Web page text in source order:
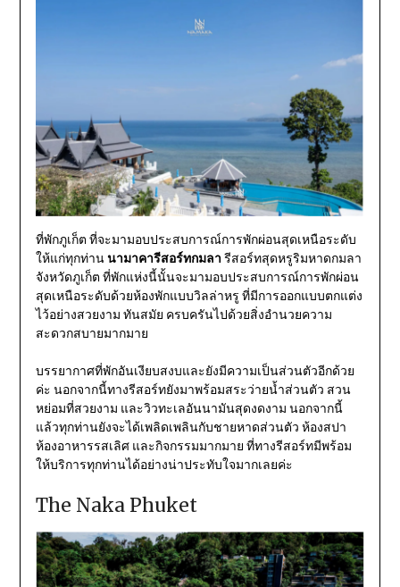
ที่พักภูเก็ต ที่จะมามอบประสบการณ์การพักผ่อนสุดเหนือระดับ
ให้แก่ทุกท่านนามาคารีสอร์ทกมลา รีสอร์ทสุดหรูริมหาดกมลา
จังหวัดภูเก็ต ที่พักแห่งนี้นั้นจะมามอบประสบการณ์การพักผ่อน
สุดเหนือระดับด้วยห้องพักแบบวิลล่าหรู ที่มีการออกแบบตกแต่ง
ไว้อย่างสวยงาม ทันสมัย ครบครันไปด้วยสิ่งอำนวยความ
สะดวกสบายมากมาย
บรรยากาศที่พักอันเงียบสงบและยังมีความเป็นส่วนตัวอีกด้วย
ค่ะ นอกจากนี้ทางรีสอร์ทยังมาพร้อมสระว่ายน้ำส่วนตัว สวน
หย่อมที่สวยงาม และวิวทะเลอันนามันสุดงดงาม นอกจากนี้
แล้วทุกท่านยังจะได้เพลิดเพลินกับชายหาดส่วนตัว ห้องสปา
ห้องอาหารรสเลิศ และกิจกรรมมากมาย ที่ทางรีสอร์ทมีพร้อม
ให้บริการทุกท่านได้อย่างน่าประทับใจมากเลยค่ะ
The Naka Phuket